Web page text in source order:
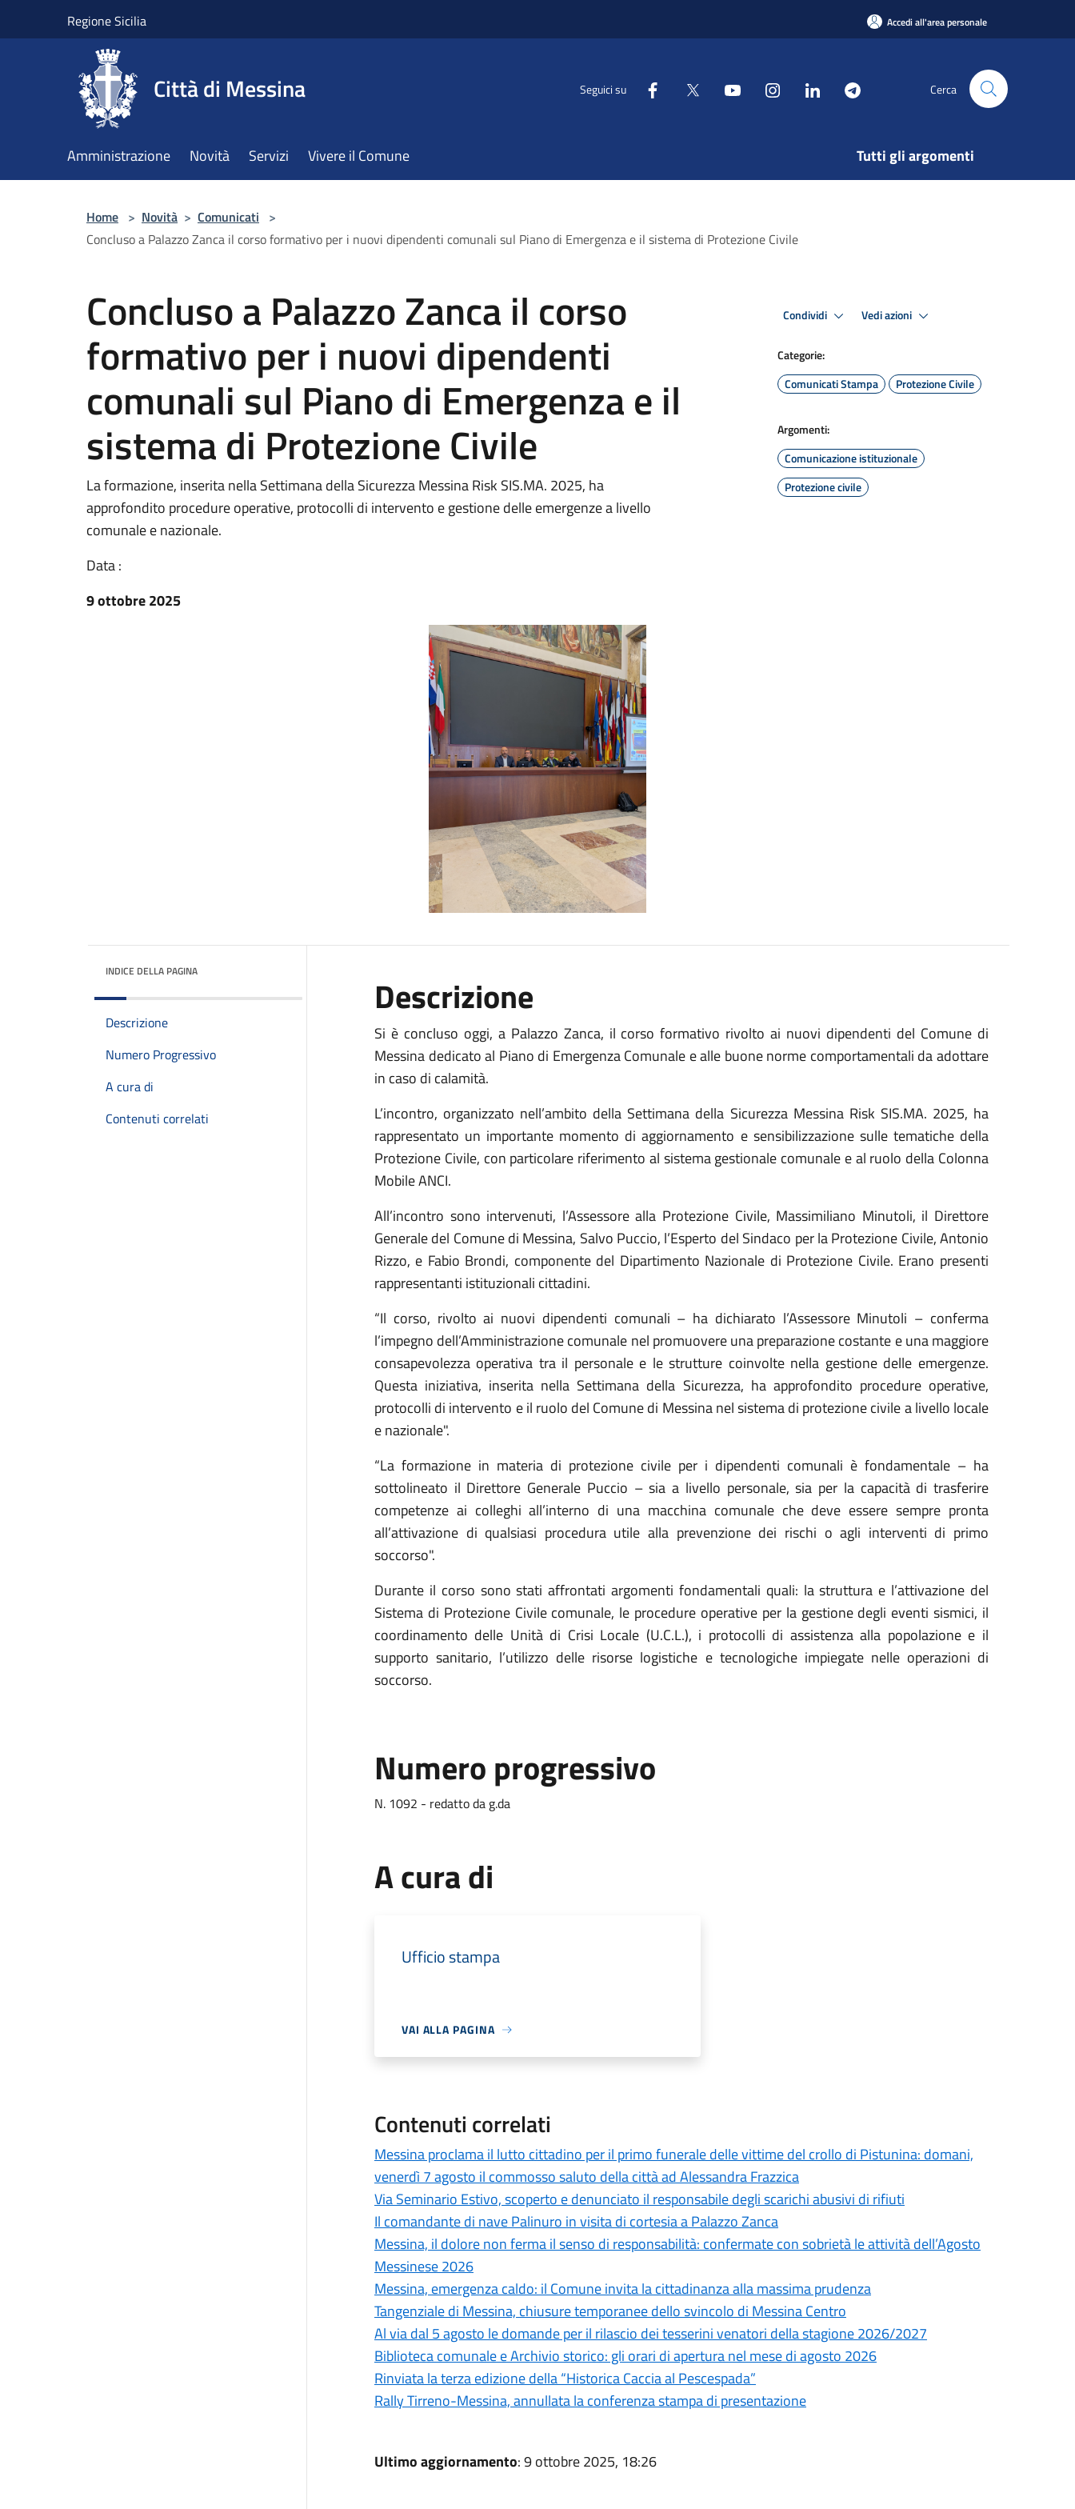
Regione Sicilia Accedi all'area personale
Città di Messina Seguici su Cerca
Amministrazione Novità Servizi Vivere il Comune Tutti gli argomenti
Home > Novità > Comunicati >
Concluso a Palazzo Zanca il corso formativo per i nuovi dipendenti comunali sul Piano di Emergenza e il sistema di Protezione Civile
Concluso a Palazzo Zanca il corso
formativo per i nuovi dipendenti
comunali sul Piano di Emergenza e il
sistema di Protezione Civile
La formazione, inserita nella Settimana della Sicurezza Messina Risk SIS.MA. 2025, ha
approfondito procedure operative, protocolli di intervento e gestione delle emergenze a livello
comunale e nazionale.
Data :
9 ottobre 2025
Condividi Vedi azioni
Categorie:
Comunicati Stampa
Protezione Civile
Argomenti:
Comunicazione istituzionale
Protezione civile
INDICE DELLA PAGINA
Descrizione
Numero Progressivo
A cura di
Contenuti correlati
Descrizione
Si è concluso oggi, a Palazzo Zanca, il corso formativo rivolto ai nuovi dipendenti del Comune di
Messina dedicato al Piano di Emergenza Comunale e alle buone norme comportamentali da adottare
in caso di calamità.
L’incontro, organizzato nell’ambito della Settimana della Sicurezza Messina Risk SIS.MA. 2025, ha
rappresentato un importante momento di aggiornamento e sensibilizzazione sulle tematiche della
Protezione Civile, con particolare riferimento al sistema gestionale comunale e al ruolo della Colonna
Mobile ANCI.
All’incontro sono intervenuti, l’Assessore alla Protezione Civile, Massimiliano Minutoli, il Direttore
Generale del Comune di Messina, Salvo Puccio, l’Esperto del Sindaco per la Protezione Civile, Antonio
Rizzo, e Fabio Brondi, componente del Dipartimento Nazionale di Protezione Civile. Erano presenti
rappresentanti istituzionali cittadini.
“Il corso, rivolto ai nuovi dipendenti comunali – ha dichiarato l’Assessore Minutoli – conferma
l’impegno dell’Amministrazione comunale nel promuovere una preparazione costante e una maggiore
consapevolezza operativa tra il personale e le strutture coinvolte nella gestione delle emergenze.
Questa iniziativa, inserita nella Settimana della Sicurezza, ha approfondito procedure operative,
protocolli di intervento e il ruolo del Comune di Messina nel sistema di protezione civile a livello locale
e nazionale".
“La formazione in materia di protezione civile per i dipendenti comunali è fondamentale – ha
sottolineato il Direttore Generale Puccio – sia a livello personale, sia per la capacità di trasferire
competenze ai colleghi all’interno di una macchina comunale che deve essere sempre pronta
all’attivazione di qualsiasi procedura utile alla prevenzione dei rischi o agli interventi di primo
soccorso".
Durante il corso sono stati affrontati argomenti fondamentali quali: la struttura e l’attivazione del
Sistema di Protezione Civile comunale, le procedure operative per la gestione degli eventi sismici, il
coordinamento delle Unità di Crisi Locale (U.C.L.), i protocolli di assistenza alla popolazione e il
supporto sanitario, l’utilizzo delle risorse logistiche e tecnologiche impiegate nelle operazioni di
soccorso.
Numero progressivo
N. 1092 - redatto da g.da
A cura di
Ufficio stampa
VAI ALLA PAGINA
Contenuti correlati
Messina proclama il lutto cittadino per il primo funerale delle vittime del crollo di Pistunina: domani,
venerdì 7 agosto il commosso saluto della città ad Alessandra Frazzica
Via Seminario Estivo, scoperto e denunciato il responsabile degli scarichi abusivi di rifiuti
Il comandante di nave Palinuro in visita di cortesia a Palazzo Zanca
Messina, il dolore non ferma il senso di responsabilità: confermate con sobrietà le attività dell’Agosto
Messinese 2026
Messina, emergenza caldo: il Comune invita la cittadinanza alla massima prudenza
Tangenziale di Messina, chiusure temporanee dello svincolo di Messina Centro
Al via dal 5 agosto le domande per il rilascio dei tesserini venatori della stagione 2026/2027
Biblioteca comunale e Archivio storico: gli orari di apertura nel mese di agosto 2026
Rinviata la terza edizione della “Historica Caccia al Pescespada”
Rally Tirreno-Messina, annullata la conferenza stampa di presentazione
Ultimo aggiornamento: 9 ottobre 2025, 18:26